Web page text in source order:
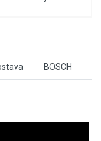
BOSCH